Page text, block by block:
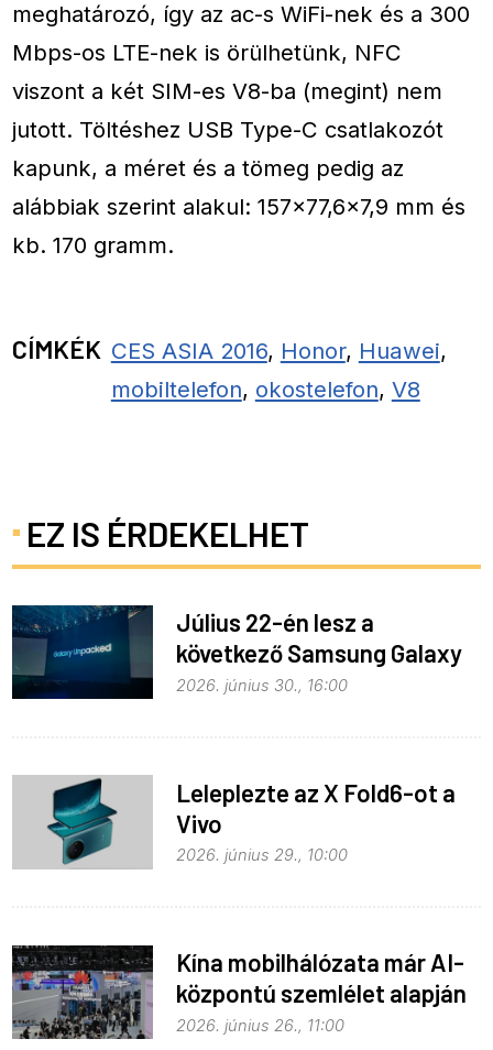
meghatározó, így az ac-s WiFi-nek és a 300
Mbps-os LTE-nek is örülhetünk, NFC
viszont a két SIM-es V8-ba (megint) nem
jutott. Töltéshez USB Type-C csatlakozót
kapunk, a méret és a tömeg pedig az
alábbiak szerint alakul: 157×77,6×7,9 mm és
kb. 170 gramm.
CÍMKÉK CES ASIA 2016, Honor, Huawei,
mobiltelefon, okostelefon, V8
EZ IS ÉRDEKELHET
Július 22-én lesz a
következő Samsung Galaxy
Unpacked – ez várható
2026. június 30., 16:00
Leleplezte az X Fold6-ot a
Vivo
2026. június 29., 10:00
Kína mobilhálózata már AI-
központú szemlélet alapján
fejlődik
2026. június 26., 11:00